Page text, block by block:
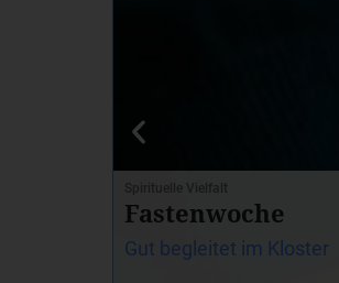
Fastenwoche
Gut begleitet im Kloster